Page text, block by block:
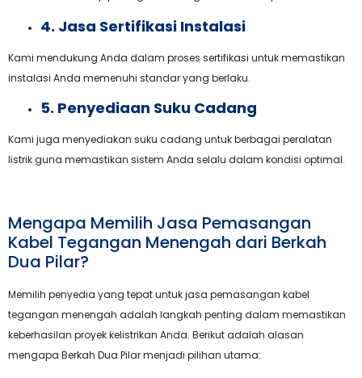
4. Jasa Sertifikasi Instalasi
Kami mendukung Anda dalam proses sertifikasi untuk memastikan
instalasi Anda memenuhi standar yang berlaku.
5. Penyediaan Suku Cadang
Kami juga menyediakan suku cadang untuk berbagai peralatan
listrik guna memastikan sistem Anda selalu dalam kondisi optimal.
Mengapa Memilih Jasa Pemasangan
Kabel Tegangan Menengah dari Berkah
Dua Pilar?
Memilih penyedia yang tepat untuk jasa pemasangan kabel
tegangan menengah adalah langkah penting dalam memastikan
keberhasilan proyek kelistrikan Anda. Berikut adalah alasan
mengapa Berkah Dua Pilar menjadi pilihan utama: